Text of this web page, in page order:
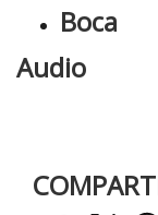
Boca
Audio